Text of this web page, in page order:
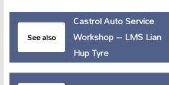
See also
Castrol Auto Service
Workshop – LMS Lian
Hup Tyre